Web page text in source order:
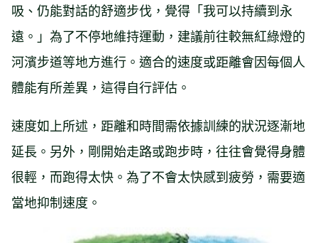
吸、仍能對話的舒適步伐，覺得「我可以持續到永
遠。」為了不停地維持運動，建議前往較無紅綠燈的
河濱步道等地方進行。適合的速度或距離會因每個人
體能有所差異，這得自行評估。
速度如上所述，距離和時間需依據訓練的狀況逐漸地
延長。另外，剛開始走路或跑步時，往往會覺得身體
很輕，而跑得太快。為了不會太快感到疲勞，需要適
當地抑制速度。